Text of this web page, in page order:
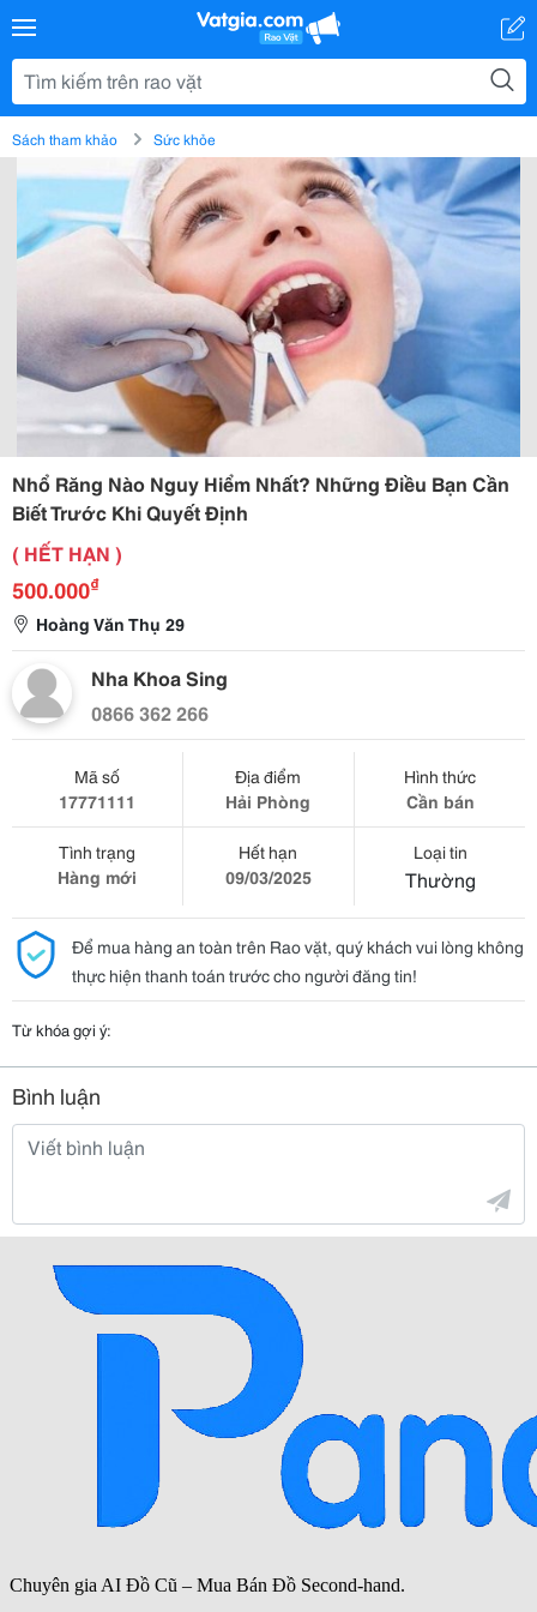
Sách tham khảo Sức khỏe
Nhổ Răng Nào Nguy Hiểm Nhất? Những Điều Bạn Cần
Biết Trước Khi Quyết Định
( HẾT HẠN )
500.000₫
Hoàng Văn Thụ 29
Nha Khoa Sing
0866 362 266
Mã số
17771111
Địa điểm
Hải Phòng
Hình thức
Cần bán
Tình trạng
Hàng mới
Hết hạn
09/03/2025
Loại tin
Thường
Để mua hàng an toàn trên Rao vặt, quý khách vui lòng không
thực hiện thanh toán trước cho người đăng tin!
Từ khóa gợi ý:
Bình luận